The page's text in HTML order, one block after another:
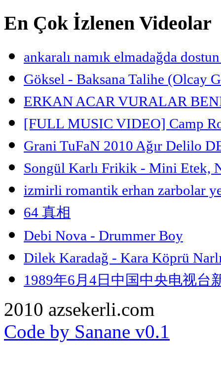
En Çok İzlenen Videolar
ankaralı namık elmadağda
Göksel - Baksana Talihe (Olcay
ERKAN ACAR VURALAR
[FULL MUSIC VIDEO] Camp
Grani TuFaN 2010 Ağır Delilo
Songül Karlı Frikik - Mini Etek,
izmirli romantik erhan zarbolar
64 真相
Debi Nova - Drummer Boy
Dilek Karadağ - Kara Köprü
1989年6月4日中国中央电视台
2010 azsekerli.com
Code by Sanane v0.1